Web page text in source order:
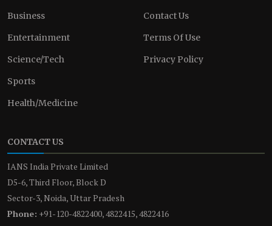
Business
Entertainment
Science/Tech
Sports
Health/Medicine
Contact Us
Terms Of Use
Privacy Policy
CONTACT US
IANS India Private Limited
D5-6, Third Floor, Block D
Sector-3, Noida, Uttar Pradesh
Phone: +91-120-4822400, 4822415, 4822416